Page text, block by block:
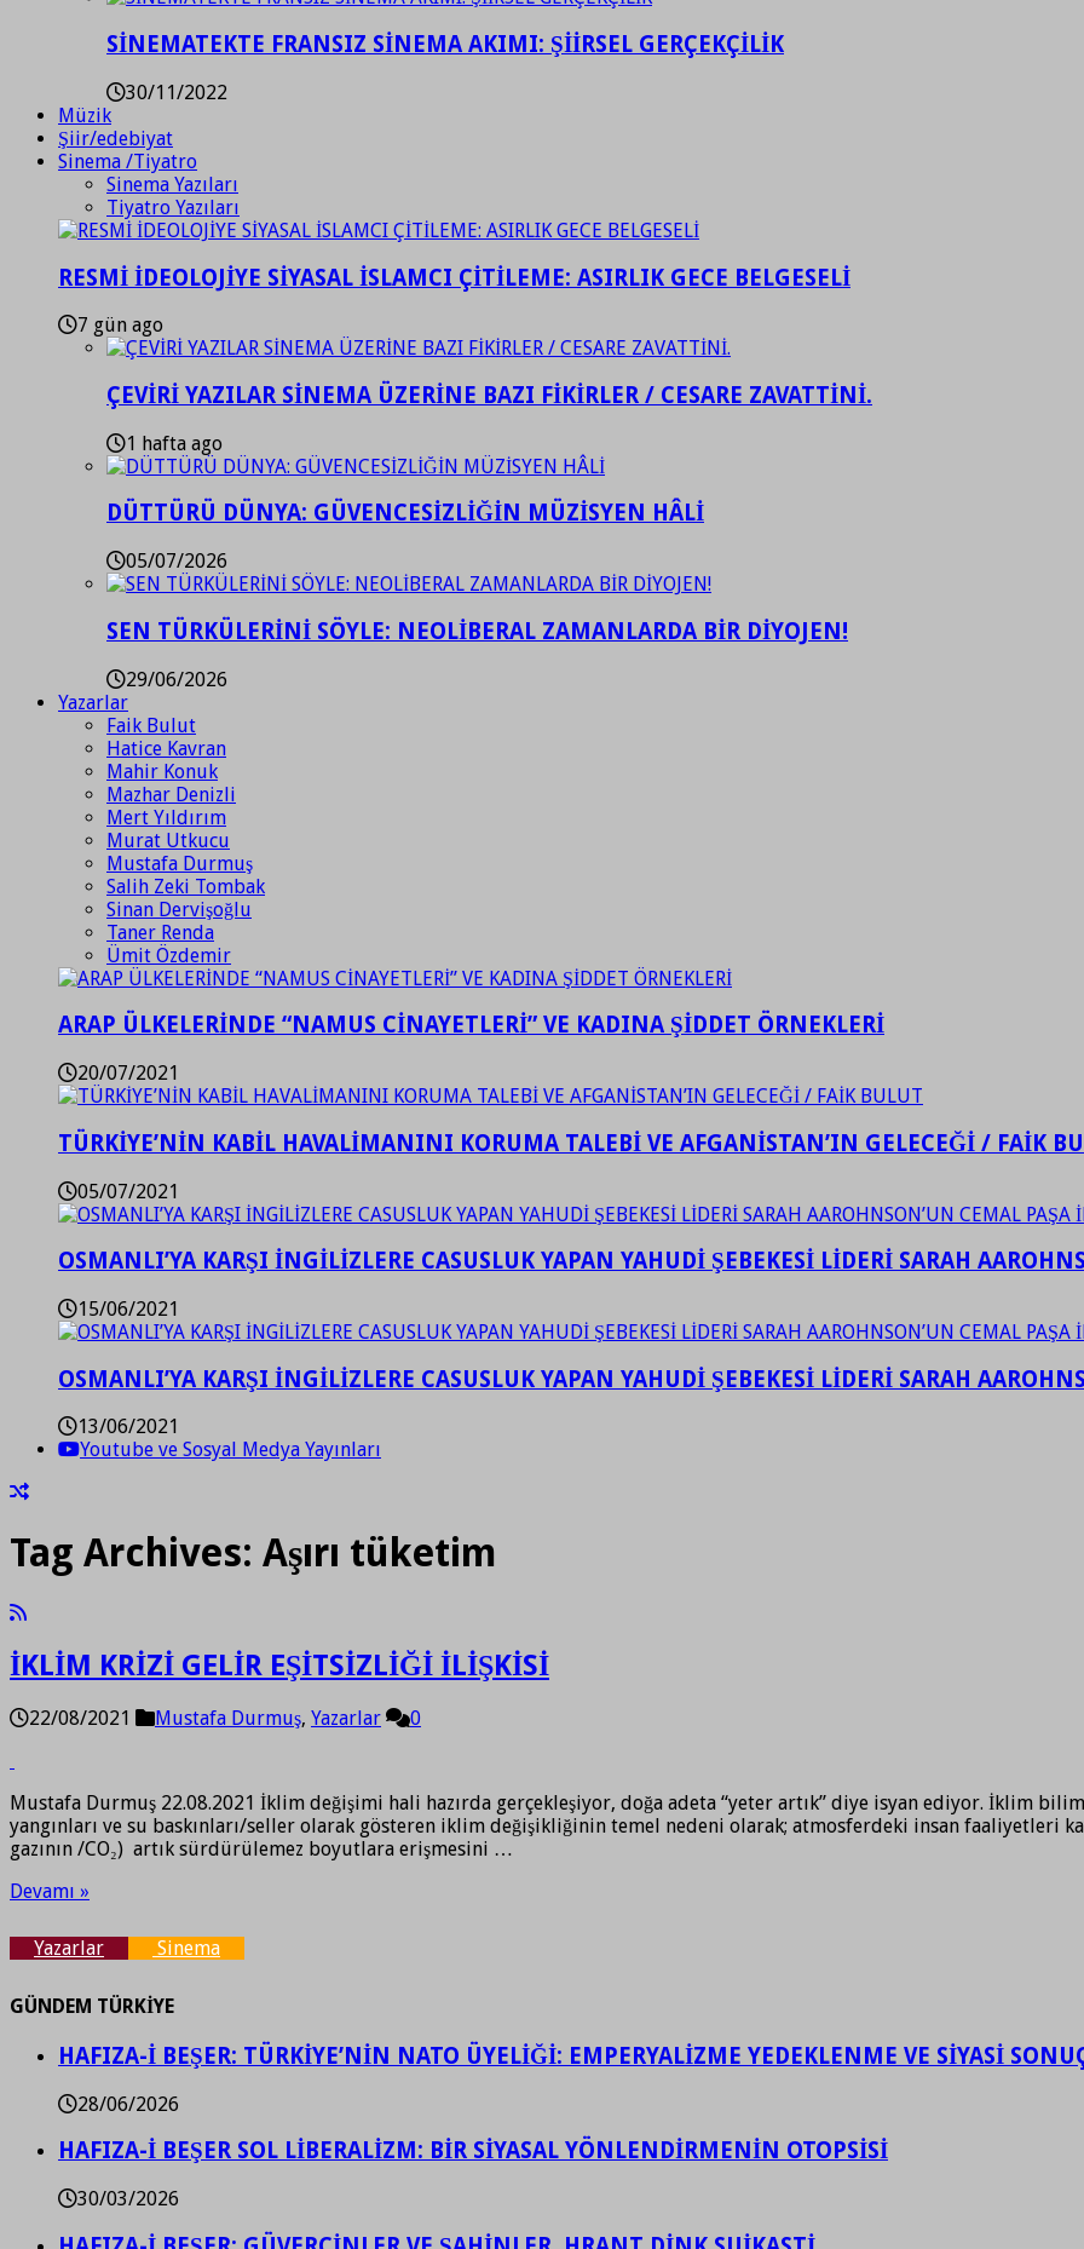
SİNEMATEKTE FRANSIZ SİNEMA AKIMI: ŞİİRSEL GERÇEKÇİLİK
30/11/2022
Müzik
Şiir/edebiyat
Sinema /Tiyatro
Sinema Yazıları
Tiyatro Yazıları
RESMİ İDEOLOJİYE SİYASAL İSLAMCI ÇİTİLEME: ASIRLIK GECE BELGESELİ
7 gün ago
ÇEVİRİ YAZILAR SİNEMA ÜZERİNE BAZI FİKİRLER / CESARE ZAVATTİNİ.
1 hafta ago
DÜTTÜRÜ DÜNYA: GÜVENCESİZLİĞİN MÜZİSYEN HÂLİ
05/07/2026
SEN TÜRKÜLERİNİ SÖYLE: NEOLİBERAL ZAMANLARDA BİR DİYOJEN!
29/06/2026
Yazarlar
Faik Bulut
Hatice Kavran
Mahir Konuk
Mazhar Denizli
Mert Yıldırım
Murat Utkucu
Mustafa Durmuş
Salih Zeki Tombak
Sinan Dervişoğlu
Taner Renda
Ümit Özdemir
ARAP ÜLKELERİNDE “NAMUS CİNAYETLERİ” VE KADINA ŞİDDET ÖRNEKLERİ
20/07/2021
TÜRKİYE’NİN KABİL HAVALİMANINI KORUMA TALEBİ VE AFGANİSTAN’IN GELECEĞİ / FAİK
05/07/2021
OSMANLI’YA KARŞI İNGİLİZLERE CASUSLUK YAPAN YAHUDİ ŞEBEKESİ LİDERİ SARAH
15/06/2021
OSMANLI’YA KARŞI İNGİLİZLERE CASUSLUK YAPAN YAHUDİ ŞEBEKESİ LİDERİ SARAH
13/06/2021
Youtube ve Sosyal Medya Yayınları
Tag Archives: Aşırı tüketim
İKLİM KRİZİ GELİR EŞİTSİZLİĞİ İLİŞKİSİ
22/08/2021 Mustafa Durmuş, Yazarlar 0
Mustafa Durmuş 22.08.2021 İklim değişimi hali hazırda gerçekleşiyor, doğa adeta “yeter artık” diye isyan ediyor. İklim
yangınları ve su baskınları/seller olarak gösteren iklim değişikliğinin temel nedeni olarak; atmosferdeki insan faaliyetleri
gazının /CO₂) artık sürdürülemez boyutlara erişmesini …
Devamı »
Yazarlar Sinema
GÜNDEM TÜRKİYE
HAFIZA-İ BEŞER: TÜRKİYE’NİN NATO ÜYELİĞİ: EMPERYALİZME YEDEKLENME VE SİYASİ
28/06/2026
HAFIZA-İ BEŞER SOL LİBERALİZM: BİR SİYASAL YÖNLENDİRMENİN OTOPSİSİ
30/03/2026